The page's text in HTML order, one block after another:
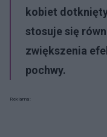
kobiet
stosuje się
zwiększenia
pochwy.
Reklama: